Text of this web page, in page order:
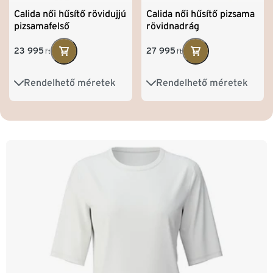
Calida női hűsítő rövidujjú
pizsamafelső
23 995 Ft
Rendelhető méretek
XS S M L
Calida női hűsítő pizsama
rövidnadrág
27 995 Ft
Rendelhető méretek
XS S M L